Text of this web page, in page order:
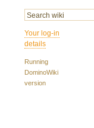
Your log-in
details
Running
DominoWiki
version